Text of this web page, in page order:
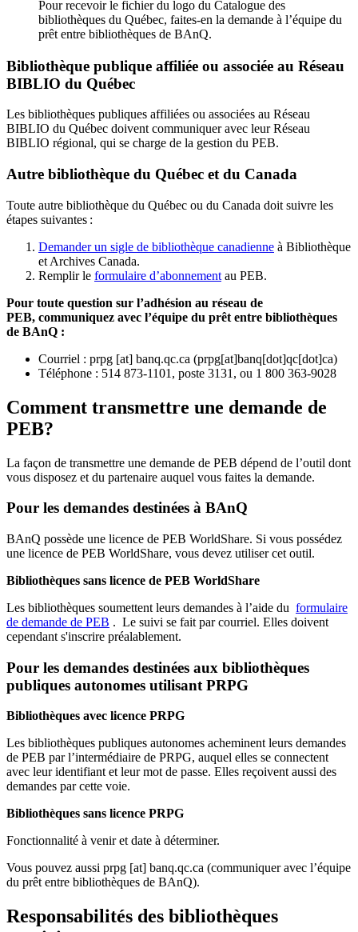
Pour recevoir le fichier du logo du Catalogue des
bibliothèques du Québec, faites-en la demande à l’équipe du
prêt entre bibliothèques de BAnQ.
Bibliothèque publique affiliée ou associée au Réseau
BIBLIO du Québec
Les bibliothèques publiques affiliées ou associées au Réseau
BIBLIO du Québec doivent communiquer avec leur Réseau
BIBLIO régional, qui se charge de la gestion du PEB.
Autre bibliothèque du Québec et du Canada
Toute autre bibliothèque du Québec ou du Canada doit suivre les
étapes suivantes :
Demander un sigle de bibliothèque canadienne à Bibliothèque
et Archives Canada.
Remplir le formulaire d’abonnement au PEB.
Pour toute question sur l’adhésion au réseau de
PEB, communiquez avec l’équipe du prêt entre bibliothèques
de BAnQ :
Courriel : prpg [at] banq.qc.ca (prpg[at]banq[dot]qc[dot]ca)
Téléphone : 514 873-1101, poste 3131, ou 1 800 363-9028
Comment transmettre une demande de
PEB?
La façon de transmettre une demande de PEB dépend de l’outil dont
vous disposez et du partenaire auquel vous faites la demande.
Pour les demandes destinées à BAnQ
BAnQ possède une licence de PEB WorldShare. Si vous possédez
une licence de PEB WorldShare, vous devez utiliser cet outil.
Bibliothèques sans licence de PEB WorldShare
Les bibliothèques soumettent leurs demandes à l’aide du formulaire
de demande de PEB . Le suivi se fait par courriel. Elles doivent
cependant s'inscrire préalablement.
Pour les demandes destinées aux bibliothèques
publiques autonomes utilisant PRPG
Bibliothèques avec licence PRPG
Les bibliothèques publiques autonomes acheminent leurs demandes
de PEB par l’intermédiaire de PRPG, auquel elles se connectent
avec leur identifiant et leur mot de passe. Elles reçoivent aussi des
demandes par cette voie.
Bibliothèques sans licence PRPG
Fonctionnalité à venir et date à déterminer.
Vous pouvez aussi prpg [at] banq.qc.ca (communiquer avec l’équipe
du prêt entre bibliothèques de BAnQ).
Responsabilités des bibliothèques